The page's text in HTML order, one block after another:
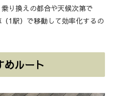
り換えの都合や天候次第で
1駅）で移動して効率化するの
めルート